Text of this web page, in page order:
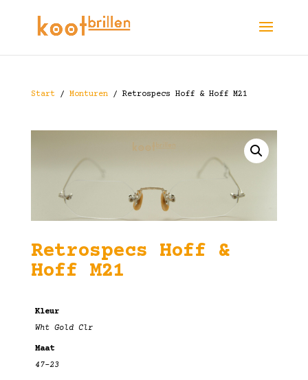
Start/ Monturen/ Retrospecs Hoff & Hoff M21
Retrospecs Hoff &
Hoff M21
Kleur
Wht Gold Clr
Maat
47-23